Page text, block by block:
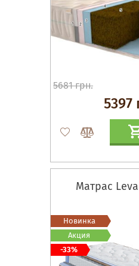
5681 грн.
5397
Матрас
Новинка
Акция
-33%